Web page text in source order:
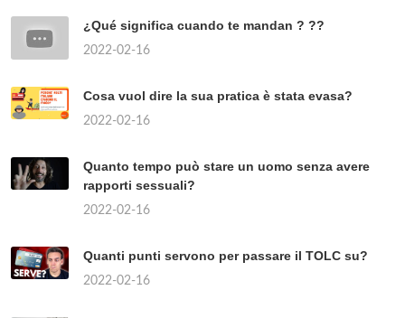
¿Qué significa cuando te mandan ? ??
2022-02-16
Cosa vuol dire la sua pratica è stata evasa?
2022-02-16
Quanto tempo può stare un uomo senza avere
rapporti sessuali?
2022-02-16
Quanti punti servono per passare il TOLC su?
2022-02-16